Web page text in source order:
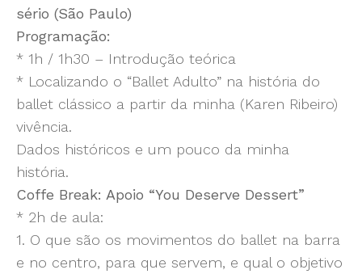
sério (São Paulo)
Programação:
* 1h / 1h30 – Introdução teórica
* Localizando o “Ballet Adulto” na história do
ballet clássico a partir da minha (Karen Ribeiro)
vivência.
Dados históricos e um pouco da minha
história.
Coffe Break: Apoio “You Deserve Dessert”
* 2h de aula:
1. O que são os movimentos do ballet na barra
e no centro, para que servem, e qual o objetivo